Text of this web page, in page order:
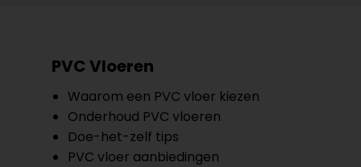
PVC Vloeren
Waarom een PVC vloer kiezen
Onderhoud PVC vloeren
Doe-het-zelf tips
PVC vloer aanbiedingen